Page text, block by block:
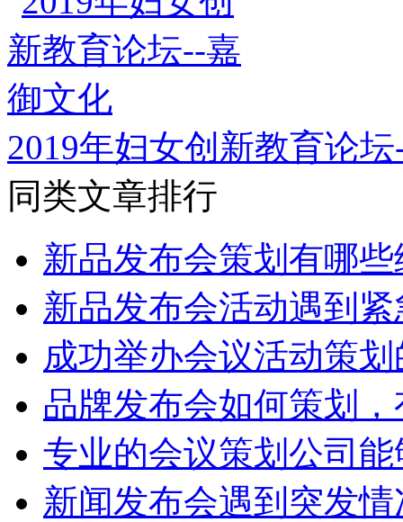
2019年妇女创新教育论
同类文章排行
新品发布会策划有哪
新品发布会活动遇到
成功举办会议活动策
品牌发布会如何策划
专业的会议策划公司
新闻发布会遇到突发